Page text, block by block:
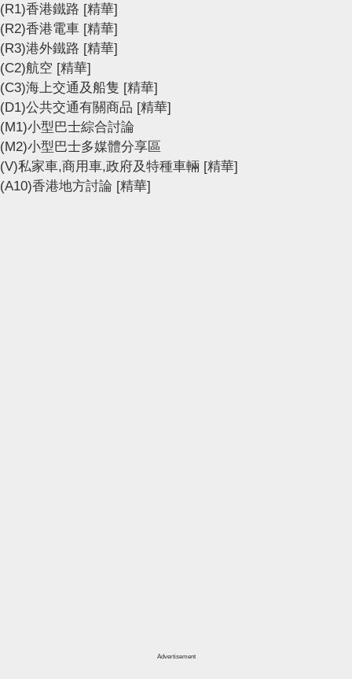
(R1)香港鐵路 [精華]
(R2)香港電車 [精華]
(R3)港外鐵路 [精華]
(C2)航空 [精華]
(C3)海上交通及船隻 [精華]
(D1)公共交通有關商品 [精華]
(M1)小型巴士綜合討論
(M2)小型巴士多媒體分享區
(V)私家車,商用車,政府及特種車輛 [精華]
(A10)香港地方討論 [精華]
Advertisement